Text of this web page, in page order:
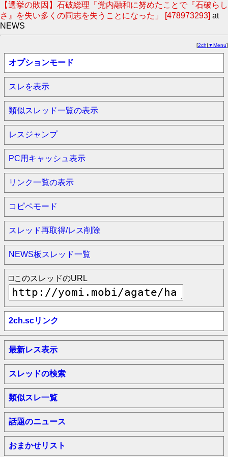
【選挙の敗因】石破総理「党内融和に努めたことで『石破らし
さ』を失い多くの同志を失うことになった」 [478973293] at
NEWS
[2ch| ▼Menu]
オプションモード
スレを表示
類似スレッド一覧の表示
レスジャンプ
PC用キャッシュ表示
リンク一覧の表示
コピペモード
スレッド再取得/レス削除
NEWS板スレッド一覧
□このスレッドのURL
2ch.scリンク
最新レス表示
スレッドの検索
類似スレ一覧
話題のニュース
おまかせリスト